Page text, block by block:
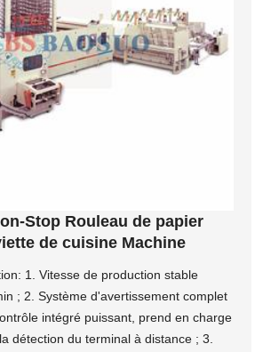
Stop Rouleau de papier
de cuisine Machine
1. Vitesse de production stable
; 2. Système d'avertissement complet
intégré puissant, prend en charge
détection du terminal à distance ; 3.